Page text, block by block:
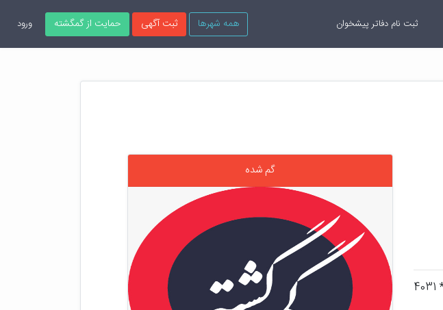
همه شهرها ثبت آگهی حمایت از گمگشته ورود ثبت نام دفاتر پیشخوان
گم شده